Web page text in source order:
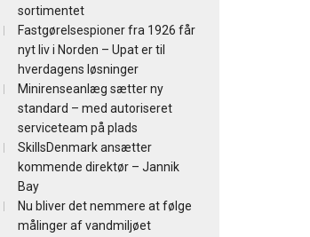
sortimentet
Fastgørelsespioner fra 1926 får
nyt liv i Norden – Upat er til
hverdagens løsninger
Minirenseanlæg sætter ny
standard – med autoriseret
serviceteam på plads
SkillsDenmark ansætter
kommende direktør – Jannik
Bay
Nu bliver det nemmere at følge
målinger af vandmiljøet